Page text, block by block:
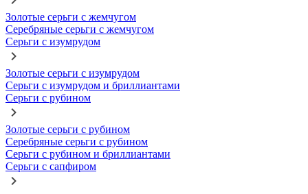
Золотые серьги с жемчугом
Серебряные серьги с жемчугом
Серьги с изумрудом
Золотые серьги с изумрудом
Серьги с изумрудом и бриллиантами
Серьги с рубином
Золотые серьги с рубином
Серебряные серьги с рубином
Серьги с рубином и бриллиантами
Серьги с сапфиром